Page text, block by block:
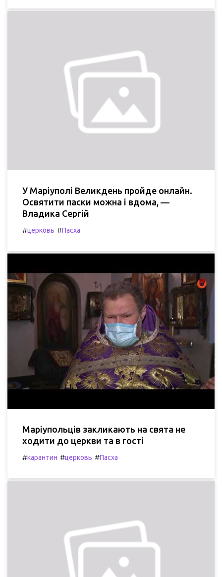
У Маріуполі Великдень пройде онлайн.
Освятити паски можна і вдома, —
Владика Сергій
#церковь #Пасха
Маріупольців закликають на свята не
ходити до церкви та в гості
#карантин #церковь #Пасха